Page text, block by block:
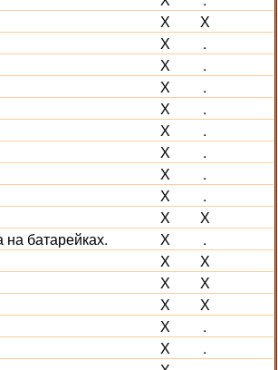
Х
Х
Х
.
Х
.
Х
.
Х
.
Х
.
Х
.
Х
.
Х
.
Х
Х
батарейках. Х
.
Х
Х
Х
Х
Х
Х
Х
.
Х
.